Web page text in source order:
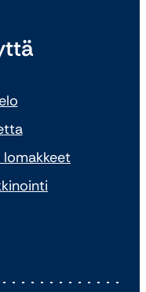
lomakkeet